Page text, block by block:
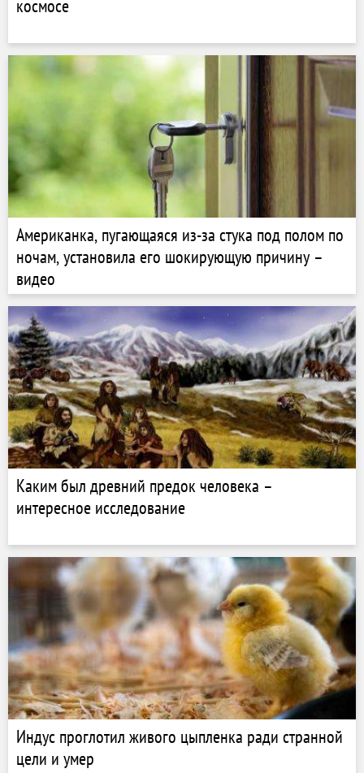
космосе
Американка, пугающаяся из-за стука под полом по
ночам, установила его шокирующую причину –
видео
Каким был древний предок человека –
интересное исследование
Индус проглотил живого цыпленка ради странной
цели и умер